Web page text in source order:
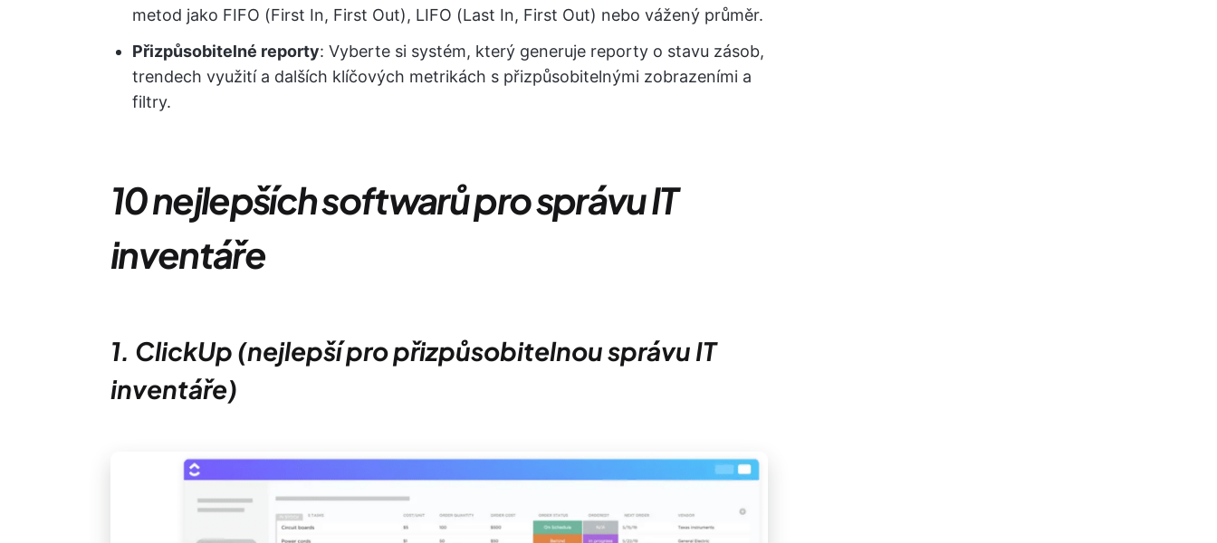
metod jako FIFO (First In, First Out), LIFO (Last In, First Out) nebo vážený průměr.
Přizpůsobitelné reporty: Vyberte si systém, který generuje reporty o stavu zásob,
trendech využití a dalších klíčových metrikách s přizpůsobitelnými zobrazeními a
filtry.
10 nejlepších softwarů pro správu IT
inventáře
1. ClickUp (nejlepší pro přizpůsobitelnou správu IT
inventáře)